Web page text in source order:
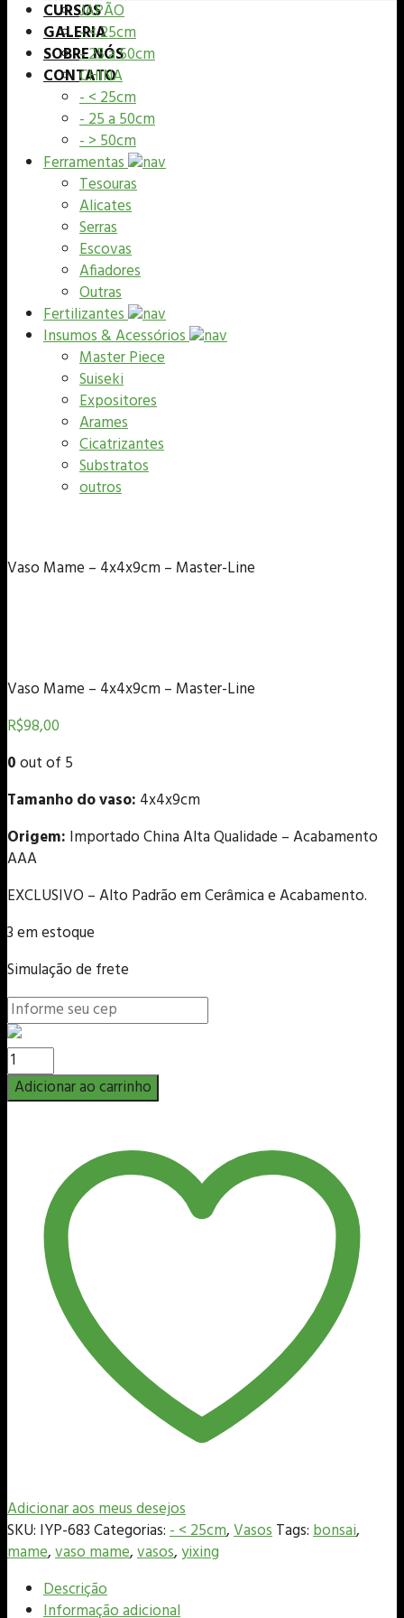
CURSOS
GALERIA
SOBRE NÓS
CONTATO
JAPÃO
- < 25cm
- 25 a 50cm
CHINA
- < 25cm
- 25 a 50cm
- > 50cm
Ferramentas
Tesouras
Alicates
Serras
Escovas
Afiadores
Outras
Fertilizantes
Insumos & Acessórios
Master Piece
Suiseki
Expositores
Arames
Cicatrizantes
Substratos
outros
Vaso Mame – 4x4x9cm – Master-Line
Vaso Mame – 4x4x9cm – Master-Line
R$98,00
0out of 5
Tamanho do vaso: 4x4x9cm
Origem: Importado China Alta Qualidade – Acabamento
AAA
EXCLUSIVO – Alto Padrão em Cerâmica e Acabamento.
3 em estoque
Simulação de frete
Vaso
Mame
-
quantidade
Adicionar ao carrinho
Adicionar aos meus desejos
SKU: IYP-683Categorias:- < 25cm,VasosTags:bonsai,
mame,vaso mame,vasos,yixing
Descrição
Informação adicional